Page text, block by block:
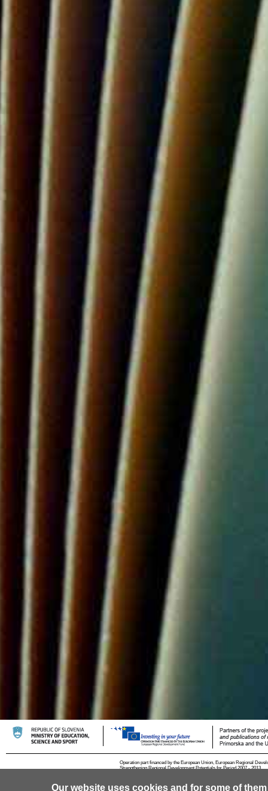
Our website uses cookies and for some of
Operation part financed by the European Union, European Regional
Strengthening Regional Development Potentials for Period 2007 - 2013.